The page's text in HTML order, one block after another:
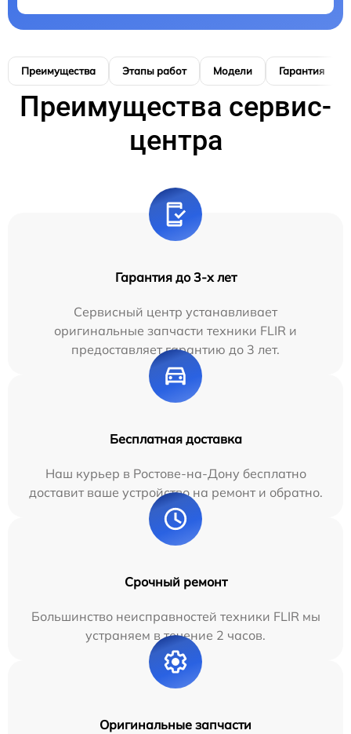
Преимущества Этапы работ Модели Гарантия
Преимущества сервис-
центра
Гарантия до 3-х лет
Сервисный центр устанавливает
оригинальные запчасти техники FLIR и
предоставляет гарантию до 3 лет.
Бесплатная доставка
Наш курьер в Ростове-на-Дону бесплатно
доставит ваше устройство на ремонт и обратно.
Срочный ремонт
Большинство неисправностей техники FLIR мы
устраняем в течение 2 часов.
Оригинальные запчасти